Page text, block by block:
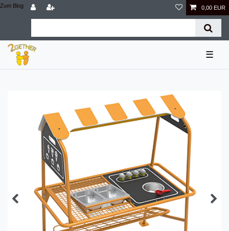
Zum Blog 0,00 EUR
☰